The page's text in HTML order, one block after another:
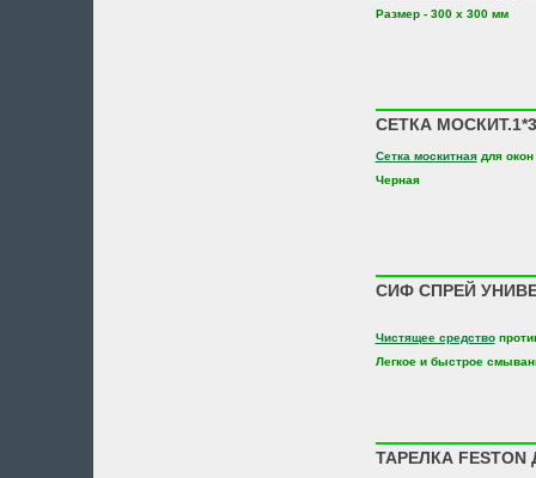
Размер - 300 х 300 мм
СЕТКА
Сетка москитнаядля окон
Черная
СИФ СПРЕЙ
Чистящее средство
Легкое и быстрое
ТАРЕЛКА FESTON